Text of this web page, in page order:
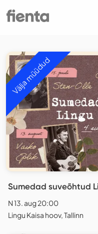
Välja müüdud
Sumedad suveõhtud
N 13. aug 20:00
Lingu Kaisa hoov, Tallinn